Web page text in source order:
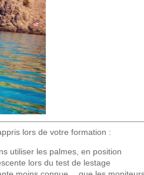
lors de votre formation :
utiliser les palmes, en position
lors du test de lestage